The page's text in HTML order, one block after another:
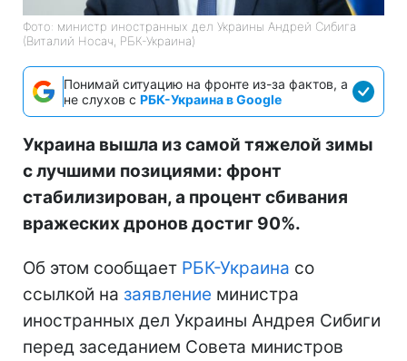
Фото: министр иностранных дел Украины Андрей Сибига
(Виталий Носач, РБК-Украина)
Понимай ситуацию на фронте из-за фактов, а
не слухов с РБК-Украина в Google
Украина вышла из самой тяжелой зимы
с лучшими позициями: фронт
стабилизирован, а процент сбивания
вражеских дронов достиг 90%.
Об этом сообщает РБК-Украина со
ссылкой на заявление министра
иностранных дел Украины Андрея Сибиги
перед заседанием Совета министров